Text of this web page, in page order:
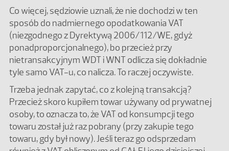
Co więcej, sędziowie uznali, że nie dochodzi w ten
sposób do nadmiernego opodatkowania VAT
(niezgodnego z Dyrektywą 2006/112/WE, gdyż
ponadproporcjonalnego), bo przecież przy
nietransakcyjnym WDT i WNT odlicza się dokładnie
tyle samo VAT-u, co nalicza. To raczej oczywiste.
Trzeba jednak zapytać, co z kolejną transakcją?
Przecież skoro kupiłem towar używany od prywatnej
osoby, to oznacza to, że VAT od konsumpcji tego
towaru został już raz pobrany (przy zakupie tego
towaru, gdy był nowy). Jeśli teraz go odsprzedam